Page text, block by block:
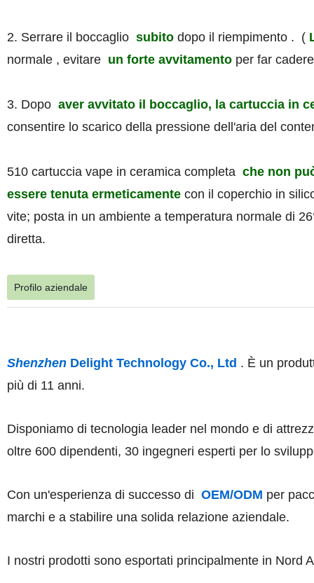
2. Serrare il boccaglio subitodopo il riempimento . (
normale , evitare un forte avvitamentoper far
3. Dopo aver avvitato il boccaglio, la cartuccia in
consentire lo scarico della pressione dell'aria del
510 cartuccia vape in ceramica completa che non
essere tenuta ermeticamentecon il coperchio in
vite; posta in un ambiente a temperatura normale di
diretta.
Profilo aziendale
ShenzhenDelight Technology Co., Ltd . È un
più di 11 anni.
Disponiamo di tecnologia leader nel mondo e di
oltre 600 dipendenti, 30 ingegneri esperti per lo
Con un'esperienza di successo di OEM/ODM per
marchi e a stabilire una solida relazione aziendale.
I nostri prodotti sono esportati principalmente in Nord